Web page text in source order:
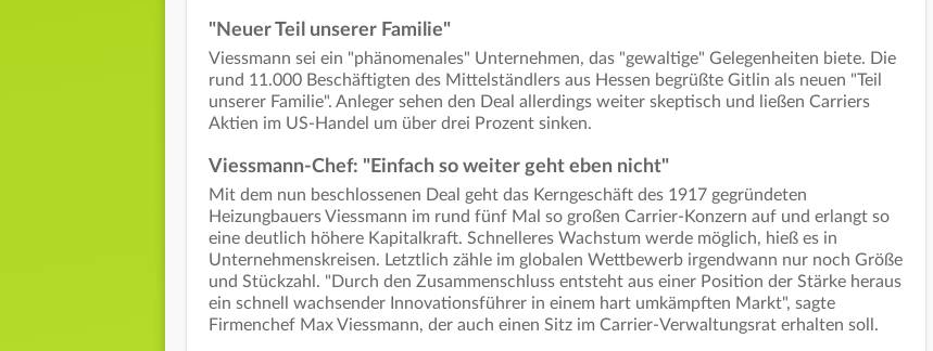
"Neuer Teil unserer Familie"
Viessmann sei ein "phänomenales" Unternehmen, das "gewaltige" Gelegenheiten biete. Die
rund 11.000 Beschäftigten des Mittelständlers aus Hessen begrüßte Gitlin als neuen "Teil
unserer Familie". Anleger sehen den Deal allerdings weiter skeptisch und ließen Carriers
Aktien im US-Handel um über drei Prozent sinken.
Viessmann-Chef: "Einfach so weiter geht eben nicht"
Mit dem nun beschlossenen Deal geht das Kerngeschäft des 1917 gegründeten
Heizungbauers Viessmann im rund fünf Mal so großen Carrier-Konzern auf und erlangt so
eine deutlich höhere Kapitalkraft. Schnelleres Wachstum werde möglich, hieß es in
Unternehmenskreisen. Letztlich zähle im globalen Wettbewerb irgendwann nur noch Größe
und Stückzahl. "Durch den Zusammenschluss entsteht aus einer Position der Stärke heraus
ein schnell wachsender Innovationsführer in einem hart umkämpften Markt", sagte
Firmenchef Max Viessmann, der auch einen Sitz im Carrier-Verwaltungsrat erhalten soll.